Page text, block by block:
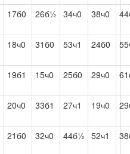
17б0 26б½ 34ч0 38ч0
18ч0 31б0 53ч1 24б0
19б1 15ч0 25б0 29ч0
20ч0 33б1 27ч1 19ч0
21б0 32ч0 44б½ 52ч1